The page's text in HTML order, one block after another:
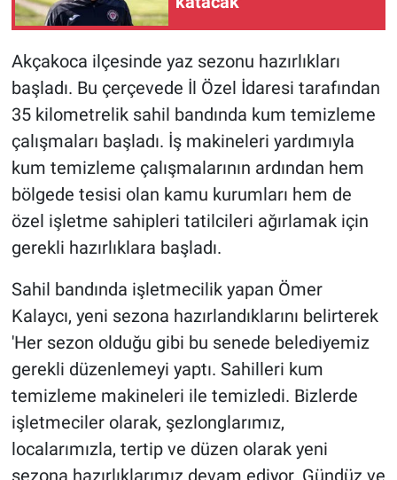
Akçakoca ilçesinde yaz sezonu hazırlıkları
başladı. Bu çerçevede İl Özel İdaresi tarafından
35 kilometrelik sahil bandında kum temizleme
çalışmaları başladı. İş makineleri yardımıyla
kum temizleme çalışmalarının ardından hem
bölgede tesisi olan kamu kurumları hem de
özel işletme sahipleri tatilcileri ağırlamak için
gerekli hazırlıklara başladı.
Sahil bandında işletmecilik yapan Ömer
Kalaycı, yeni sezona hazırlandıklarını belirterek
'Her sezon olduğu gibi bu senede belediyemiz
gerekli düzenlemeyi yaptı. Sahilleri kum
temizleme makineleri ile temizledi. Bizlerde
işletmeciler olarak, şezlonglarımız,
localarımızla, tertip ve düzen olarak yeni
sezona hazırlıklarımız devam ediyor. Gündüz ve